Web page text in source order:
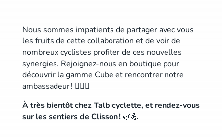
Nous sommes impatients de partager avec vous
les fruits de cette collaboration et de voir de
nombreux cyclistes profiter de ces nouvelles
synergies. Rejoignez-nous en boutique pour
découvrir la gamme Cube et rencontrer notre
ambassadeur ! 🚴‍♀️✨
À très bientôt chez Talbicyclette, et rendez-vous
sur les sentiers de Clisson ! 🌿💪